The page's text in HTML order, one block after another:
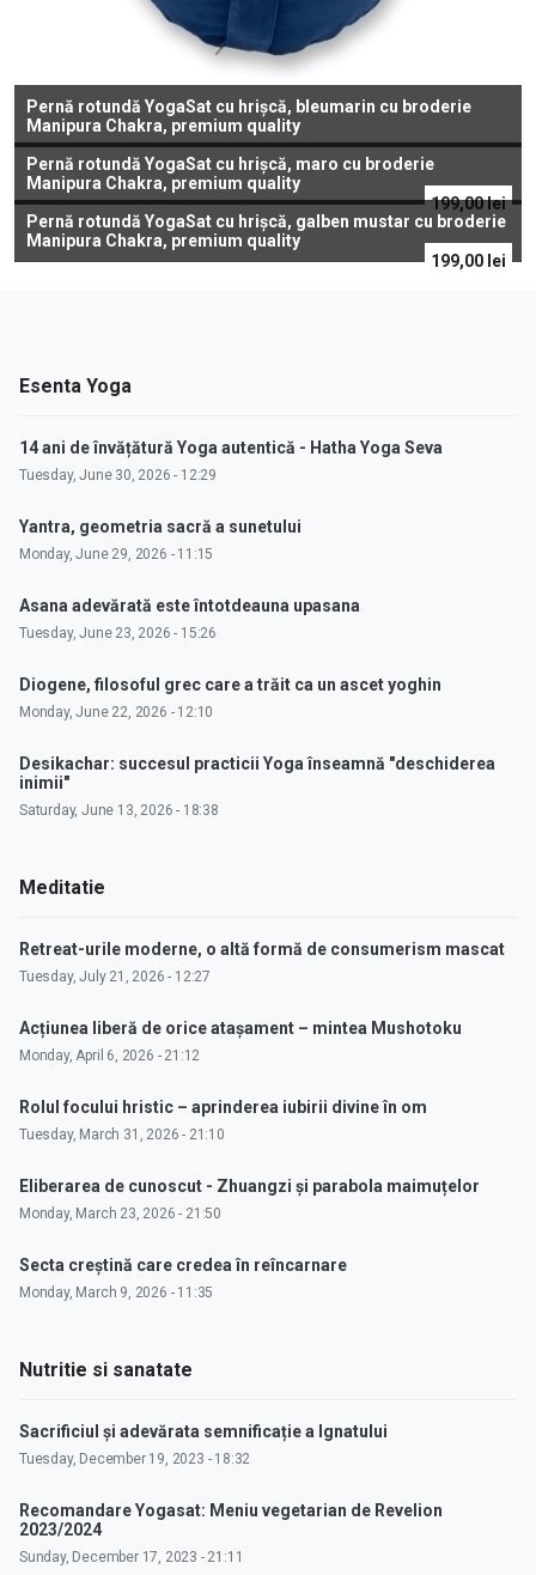
Pernă rotundă YogaSat cu hrișcă, bleumarin cu broderie
Manipura Chakra, premium quality
Pernă rotundă YogaSat cu hrișcă, maro cu broderie
Manipura Chakra, premium quality
199,00lei
Pernă rotundă YogaSat cu hrișcă, galben mustar cu broderie
Manipura Chakra, premium quality
199,00 lei
Esenta Yoga
14 ani de învățătură Yoga autentică - Hatha Yoga Seva
Tuesday, June 30, 2026 - 12:29
Yantra, geometria sacră a sunetului
Monday, June 29, 2026 - 11:15
Asana adevărată este întotdeauna upasana
Tuesday, June 23, 2026 - 15:26
Diogene, filosoful grec care a trăit ca un ascet yoghin
Monday, June 22, 2026 - 12:10
Desikachar: succesul practicii Yoga înseamnă "deschiderea
inimii"
Saturday, June 13, 2026 - 18:38
Meditatie
Retreat-urile moderne, o altă formă de consumerism mascat
Tuesday, July 21, 2026 - 12:27
Acțiunea liberă de orice atașament – mintea Mushotoku
Monday, April 6, 2026 - 21:12
Rolul focului hristic – aprinderea iubirii divine în om
Tuesday, March 31, 2026 - 21:10
Eliberarea de cunoscut - Zhuangzi și parabola maimuțelor
Monday, March 23, 2026 - 21:50
Secta creștină care credea în reîncarnare
Monday, March 9, 2026 - 11:35
Nutritie si sanatate
Sacrificiul și adevărata semnificație a Ignatului
Tuesday, December 19, 2023 - 18:32
Recomandare Yogasat: Meniu vegetarian de Revelion
2023/2024
Sunday, December 17, 2023 - 21:11